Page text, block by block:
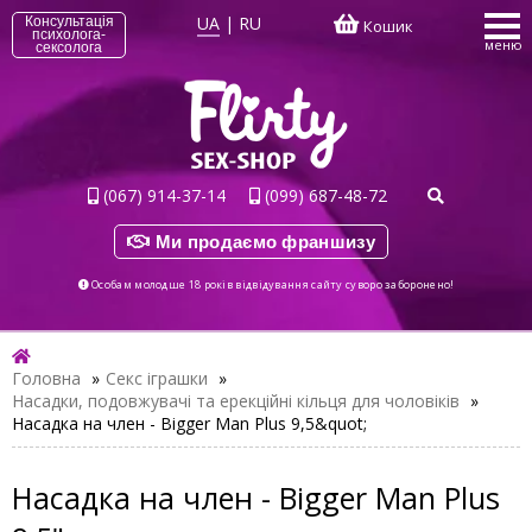
Консультація
психолога-
сексолога
UA | RU Кошик
меню
(067) 914-37-14 (099) 687-48-72
Ми продаємо франшизу
Особам молодше 18 років відвідування сайту суворо заборонено!
Головна » Секс іграшки »
Насадки, подовжувачі та ерекційні кільця для чоловіків »
Насадка на член - Bigger Man Plus 9,5&quot;
Насадка на член - Bigger Man Plus